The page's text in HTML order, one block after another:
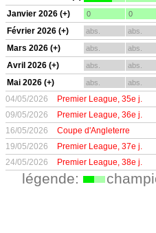
Janvier 2026 (+) 0 0
Février 2026 (+) abs. abs.
Mars 2026 (+) abs. abs.
Avril 2026 (+) abs. abs.
Mai 2026 (+) abs. abs.
04/05/2026 Premier League, 35e j.
09/05/2026
Premier League, 36e j.
16/05/2026
Coupe d'Angleterre
19/05/2026
Premier League, 37e j.
24/05/2026
Premier League, 38e j.
légende: